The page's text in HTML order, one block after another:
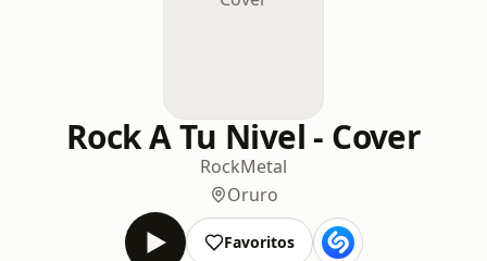
Rock A Tu Nivel - Cover
RockMetal
Oruro
Favoritos